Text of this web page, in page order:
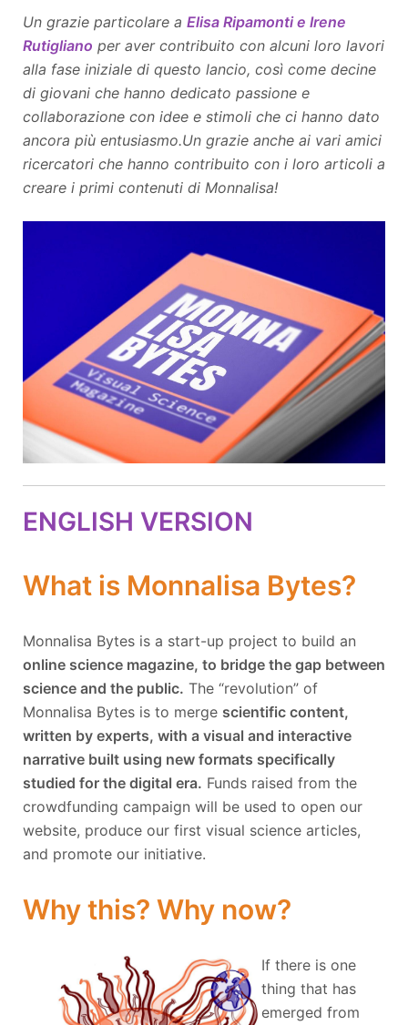
Un grazie particolare a Elisa Ripamonti e Irene
Rutigliano per aver contribuito con alcuni loro lavori
alla fase iniziale di questo lancio, così come decine
di giovani che hanno dedicato passione e
collaborazione con idee e stimoli che ci hanno dato
ancora più entusiasmo.Un grazie anche ai vari amici
ricercatori che hanno contribuito con i loro articoli a
creare i primi contenuti di Monnalisa!
ENGLISH VERSION
What is Monnalisa Bytes?
Monnalisa Bytes is a start-up project to build an
online science magazine, to bridge the gap between
science and the public. The “revolution” of
Monnalisa Bytes is to merge scientific content,
written by experts, with a visual and interactive
narrative built using new formats specifically
studied for the digital era. Funds raised from the
crowdfunding campaign will be used to open our
website, produce our first visual science articles,
and promote our initiative.
Why this? Why now?
If there is one
thing that has
emerged from